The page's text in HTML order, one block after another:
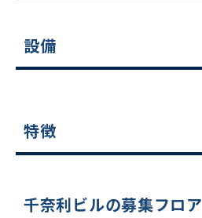
設備
特徴
千奈利ビルの募集フロア